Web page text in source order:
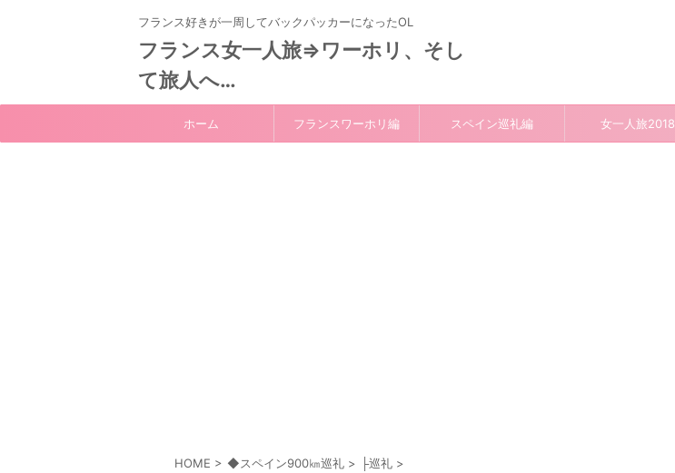
フランス好きが一周してバックパッカーになったOL
フランス女一人旅⇒ワーホリ、そし
て旅人へ…
ホーム フランスワーホリ編 スペイン巡礼編 女一人旅2018
HOME > ◆スペイン900㎞巡礼 > ├巡礼 >